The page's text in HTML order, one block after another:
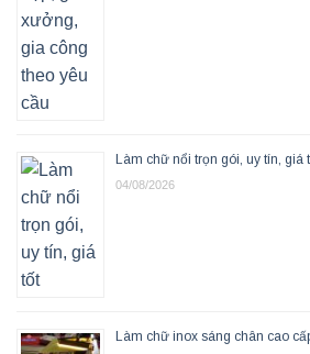
Làm chữ nổi trọn gói, uy tín, giá
04/08/2026
Làm chữ inox sáng chân cao